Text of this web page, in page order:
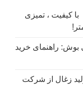
کیفیت ، تمیزی
بوش: راهنمای خرید
زغال از شرکت